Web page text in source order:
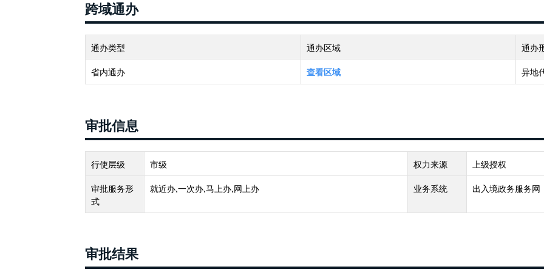
跨域通办
通办类型 通办区域
通办
省内通办
查看区域 异地
审批信息
行使层级 市级 权力来源
上级授权
审批服务形
式
就近办,一次办,马上办,网上办 业务系统 出入境政务服务网
审批结果